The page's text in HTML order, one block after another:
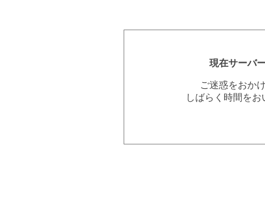
現在サーバ
ご迷惑をおか
しばらく時間を